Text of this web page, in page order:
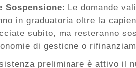
Sospensione: Le domande
in graduatoria oltre la
subito, ma resteranno
di gestione o
preliminare è attivo il